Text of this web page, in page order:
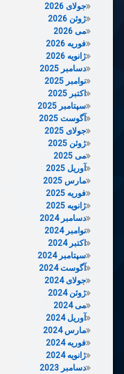
جولای 2026
ژوئن 2026
می 2026
فوریه 2026
ژانویه 2026
دسامبر 2025
نوامبر 2025
اکتبر 2025
سپتامبر 2025
آگوست 2025
جولای 2025
ژوئن 2025
می 2025
آوریل 2025
مارس 2025
فوریه 2025
ژانویه 2025
دسامبر 2024
نوامبر 2024
اکتبر 2024
سپتامبر 2024
آگوست 2024
جولای 2024
ژوئن 2024
می 2024
آوریل 2024
مارس 2024
فوریه 2024
ژانویه 2024
دسامبر 2023